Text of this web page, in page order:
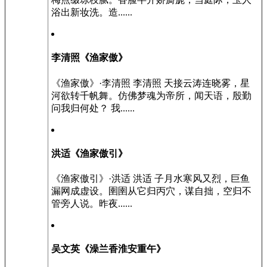
浴出新妆洗。造......
李清照《渔家傲》
《渔家傲》·李清照 李清照 天接云涛连晓雾，星
河欲转千帆舞。仿佛梦魂为帝所，闻天语，殷勤
问我归何处？ 我......
洪适《渔家傲引》
《渔家傲引》·洪适 洪适 子月水寒风又烈，巨鱼
漏网成虚设。圉圉从它归丙穴，谋自拙，空归不
管旁人说。昨夜......
吴文英《澡兰香淮安重午》